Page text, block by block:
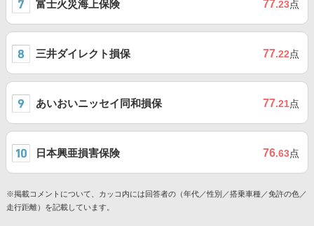
富士火災海上保険 77.23点
三井ダイレクト損保 77.22点
あいおいニッセイ同和損保 77.21点
日本興亜損害保険 76.63点
※掲載コメントについて、カッコ内には回答者の（年代／性別／搭乗車種／免許の色／
走行距離）を記載しています。